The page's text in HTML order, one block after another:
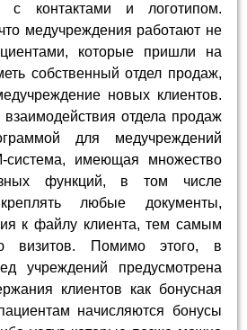
с контактами и логотипом.
медучреждения работают не
которые пришли на
собственный отдел продаж,
новых клиентов.
взаимодействия отдела продаж
для медучреждений
система, имеющая множество
функций, в том числе
любые документы,
к файлу клиента, тем самым
визитов. Помимо этого, в
учреждений предусмотрена
клиентов как бонусная
начисляются бонусы